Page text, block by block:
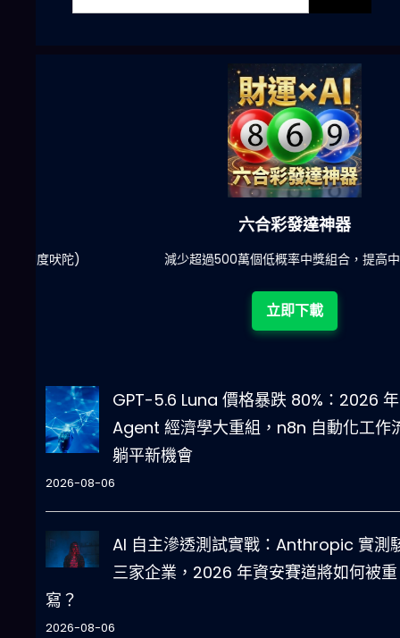
六合彩發達神器
減少超過500萬個低概率中獎組合，提高中獎率
GPT-5.6 Luna 價格暴跌 80%：2026
Agent 經濟學大重組，n8n 自動化工作
躺平新機會
2026-08-06
AI 自主滲透測試實戰：Anthropic 實測
三家企業，2026 年資安賽道將如何被重
寫？
2026-08-06